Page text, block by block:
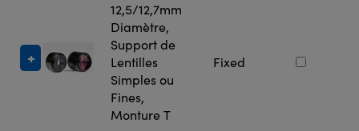
12,5/12,7mm
Diamètre,
Support de
Lentilles
Simples ou
Fines,
Monture T
Fixed